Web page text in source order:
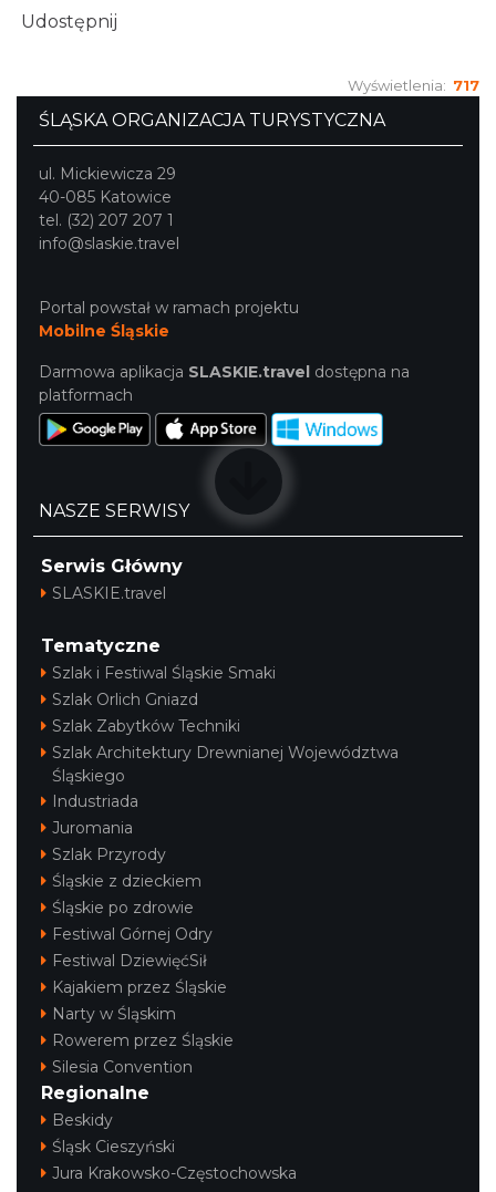
Udostępnij
Wyświetlenia: 717
ŚLĄSKA ORGANIZACJA TURYSTYCZNA
ul. Mickiewicza 29
40-085 Katowice
tel. (32) 207 207 1
info@slaskie.travel
Portal powstał w ramach projektu
Mobilne Śląskie
Darmowa aplikacja SLASKIE.travel dostępna na
platformach
NASZE SERWISY
Serwis Główny
SLASKIE.travel
Tematyczne
Szlak i Festiwal Śląskie Smaki
Szlak Orlich Gniazd
Szlak Zabytków Techniki
Szlak Architektury Drewnianej Województwa
Śląskiego
Industriada
Juromania
Szlak Przyrody
Śląskie z dzieckiem
Śląskie po zdrowie
Festiwal Górnej Odry
Festiwal DziewięćSił
Kajakiem przez Śląskie
Narty w Śląskim
Rowerem przez Śląskie
Silesia Convention
Regionalne
Beskidy
Śląsk Cieszyński
Jura Krakowsko-Częstochowska